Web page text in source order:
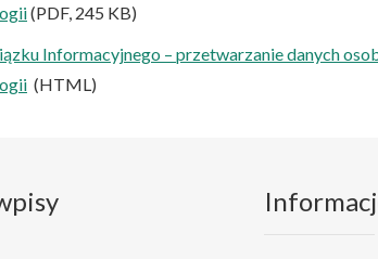
(PDF, 245 KB)
Informacyjnego – przetwarzanie danych
(HTML)